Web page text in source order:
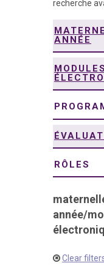
recherche
ANNÉE
MODULES
RÔLES
année/
Clear